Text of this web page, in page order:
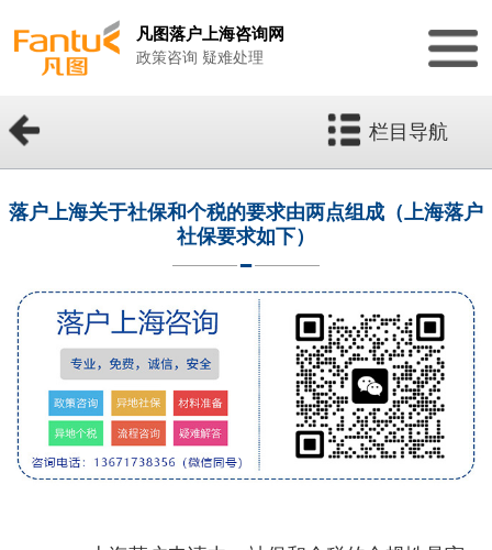
凡图落户上海咨询网
政策咨询 疑难处理
栏目导航
落户上海关于社保和个税的要求由两点组成（上海落户
社保要求如下）